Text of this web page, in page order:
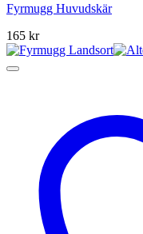
Fyrmugg Huvudskär
165 kr